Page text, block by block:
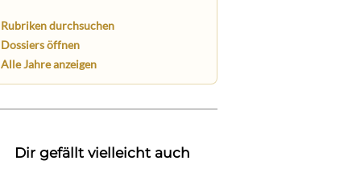
Rubriken durchsuchen
Dossiers öffnen
Alle Jahre anzeigen
Dir gefällt vielleicht auch